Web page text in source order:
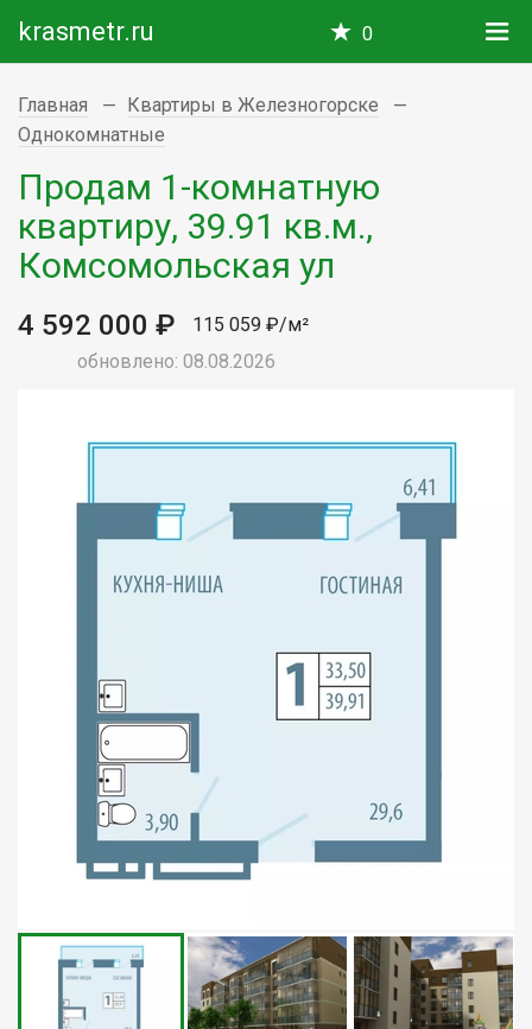
krasmetr.ru 0
Главная
Квартиры в Железногорске
Однокомнатные
Продам 1-комнатную
квартиру, 39.91 кв.м.,
Комсомольская ул
4 592 000 ₽
115 059 ₽/м²
обновлено: 08.08.2026